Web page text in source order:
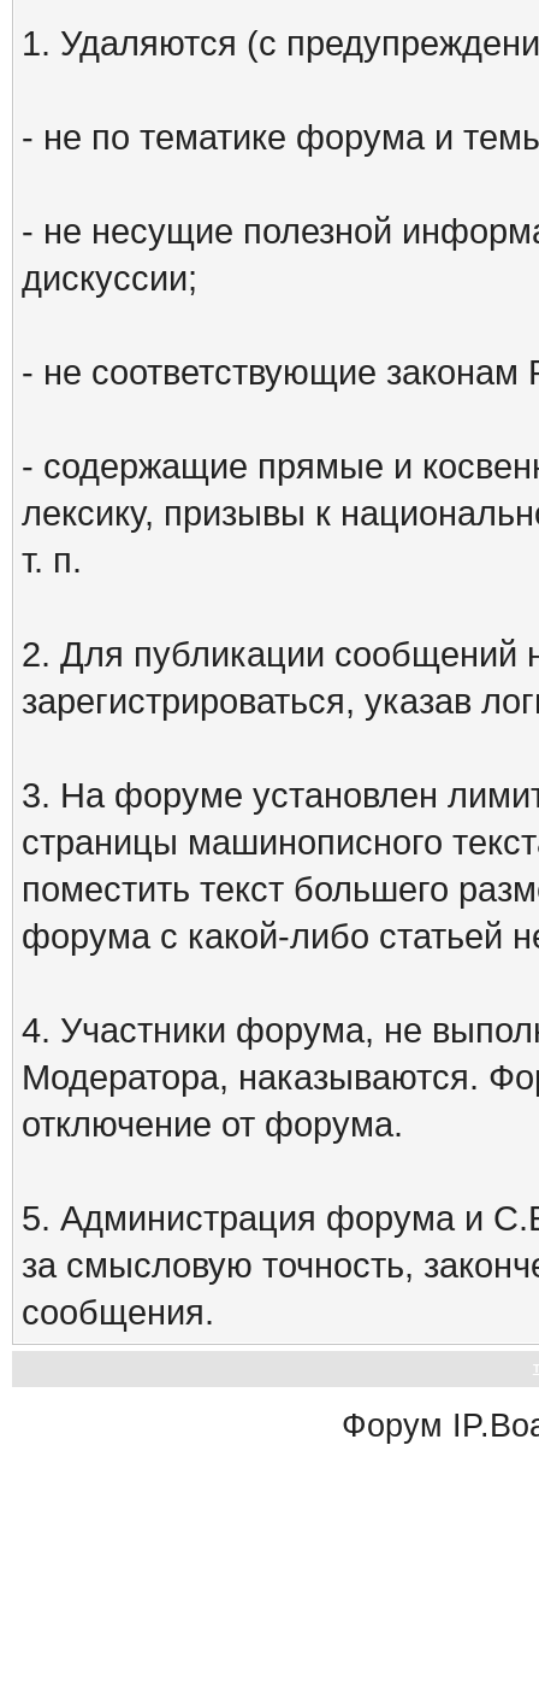
1. Удаляются (с
- не по тематике форума и
- не несущие полезной
дискуссии;
- не соответствующие законам
- содержащие прямые и
лексику, призывы к
т. п.
2. Для публикации сообщений
зарегистрироваться, указав
3. На форуме установлен
страницы машинописного
поместить текст большего
форума с какой-либо статьей
4. Участники форума, не
Модератора, наказываются.
отключение от форума.
5. Администрация форума и
за смысловую точность,
сообщения.
Форум